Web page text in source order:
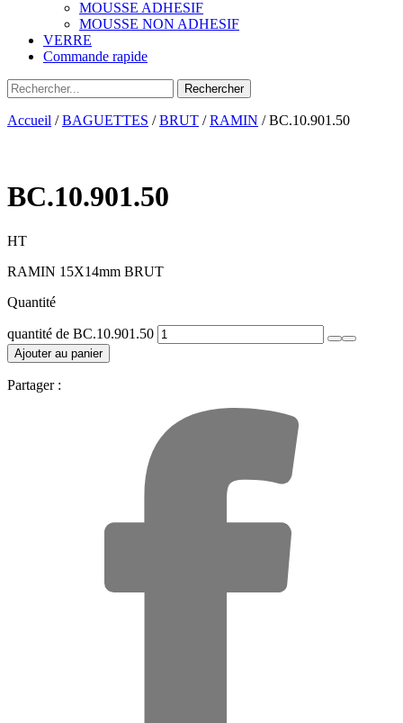
MOUSSE ADHESIF
MOUSSE NON ADHESIF
VERRE
Commande rapide
Accueil /BAGUETTES /BRUT /RAMIN / BC.10.901.50
BC.10.901.50
HT
RAMIN 15X14mm BRUT
Quantité
quantité de BC.10.901.50
Ajouter au panier
Partager :